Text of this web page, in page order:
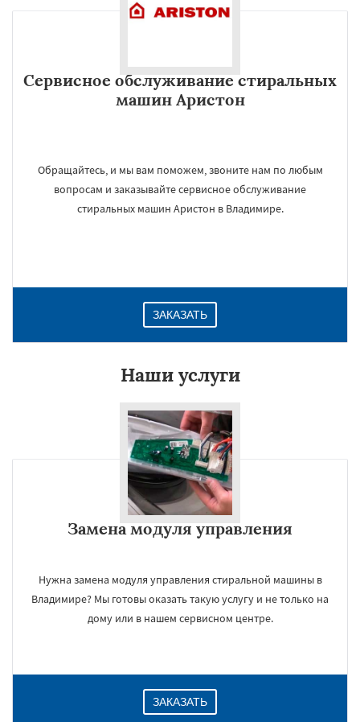
Сервисное обслуживание стиральных
машин Аристон
Обращайтесь, и мы вам поможем, звоните нам по любым
вопросам и заказывайте сервисное обслуживание
стиральных машин Аристон в Владимире.
ЗАКАЗАТЬ
Наши услуги
Замена модуля управления
Нужна замена модуля управления стиральной машины в
Владимире? Мы готовы оказать такую услугу и не только на
дому или в нашем сервисном центре.
ЗАКАЗАТЬ
Даю согласие на обработку персональных данных